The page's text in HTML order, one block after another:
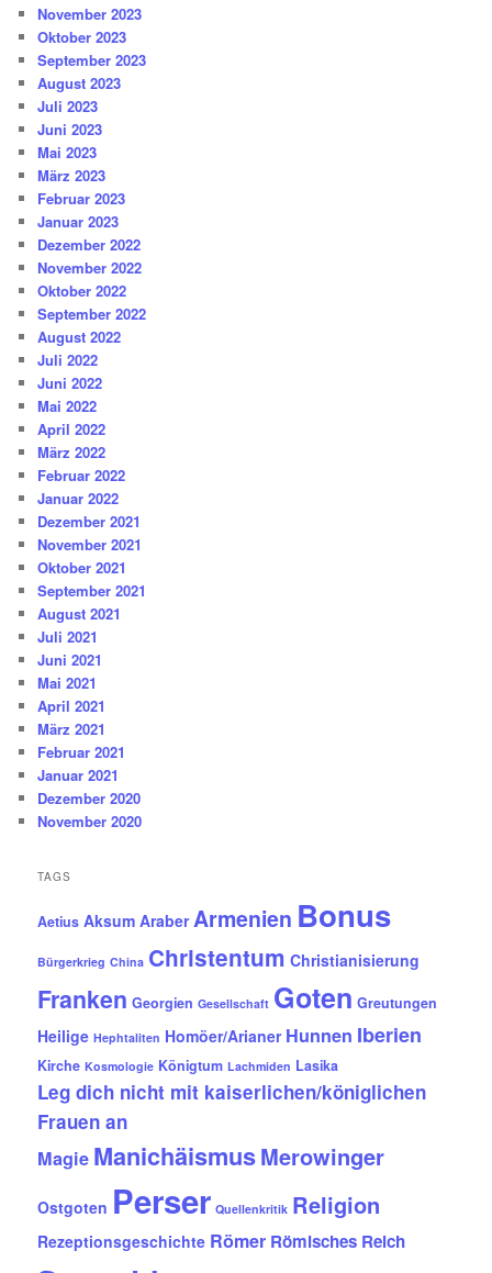
November 2023
Oktober 2023
September 2023
August 2023
Juli 2023
Juni 2023
Mai 2023
März 2023
Februar 2023
Januar 2023
Dezember 2022
November 2022
Oktober 2022
September 2022
August 2022
Juli 2022
Juni 2022
Mai 2022
April 2022
März 2022
Februar 2022
Januar 2022
Dezember 2021
November 2021
Oktober 2021
September 2021
August 2021
Juli 2021
Juni 2021
Mai 2021
April 2021
März 2021
Februar 2021
Januar 2021
Dezember 2020
November 2020
TAGS
Aetius Aksum Araber Armenien Bonus
Bürgerkrieg China Christentum Christianisierung
Franken Georgien Gesellschaft Goten Greutungen
Heilige Hephtaliten Homöer/Arianer Hunnen Iberien
Kirche Kosmologie Königtum Lachmiden Lasika
Leg dich nicht mit kaiserlichen/königlichen
Frauen an
Magie ManichäismusMerowinger
Ostgoten Perser Quellenkritik Religion
Rezeptionsgeschichte Römer Römisches Reich